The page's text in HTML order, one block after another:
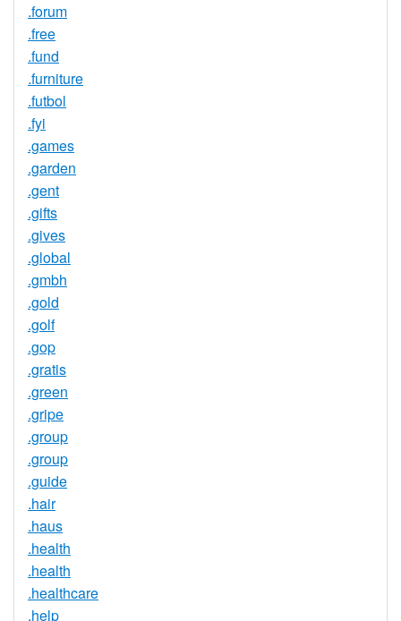
.forum
.free
.fund
.furniture
.futbol
.fyi
.games
.garden
.gent
.gifts
.gives
.global
.gmbh
.gold
.golf
.gop
.gratis
.green
.gripe
.group
.group
.guide
.hair
.haus
.health
.health
.healthcare
.help